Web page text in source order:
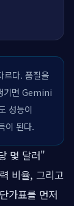
르다. 품질을
기면 Gemini
성능이
이 된다.
몇 달러"
비율, 그리고
가표를 먼저